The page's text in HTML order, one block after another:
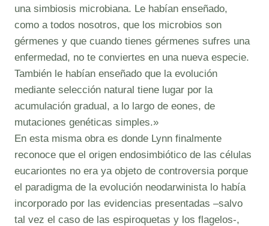
una simbiosis microbiana. Le habían enseñado,
como a todos nosotros, que los microbios son
gérmenes y que cuando tienes gérmenes sufres una
enfermedad, no te conviertes en una nueva especie.
También le habían enseñado que la evolución
mediante selección natural tiene lugar por la
acumulación gradual, a lo largo de eones, de
mutaciones genéticas simples.»
En esta misma obra es donde Lynn finalmente
reconoce que el origen endosimbiótico de las células
eucariontes no era ya objeto de controversia porque
el paradigma de la evolución neodarwinista lo había
incorporado por las evidencias presentadas –salvo
tal vez el caso de las espiroquetas y los flagelos-,